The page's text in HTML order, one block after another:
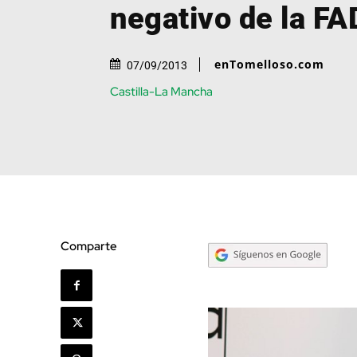
negativo de la
07/09/2013 enTomelloso.com
Castilla-La Mancha
Comparte